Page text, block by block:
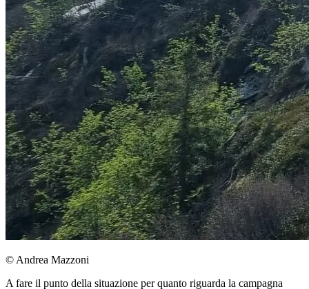
© Andrea Mazzoni
A fare il punto della situazione per quanto riguarda la campagna